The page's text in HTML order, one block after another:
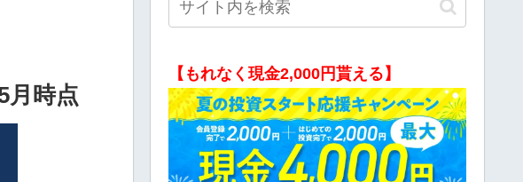
月時点
【もれなく現金2,000円貰える】